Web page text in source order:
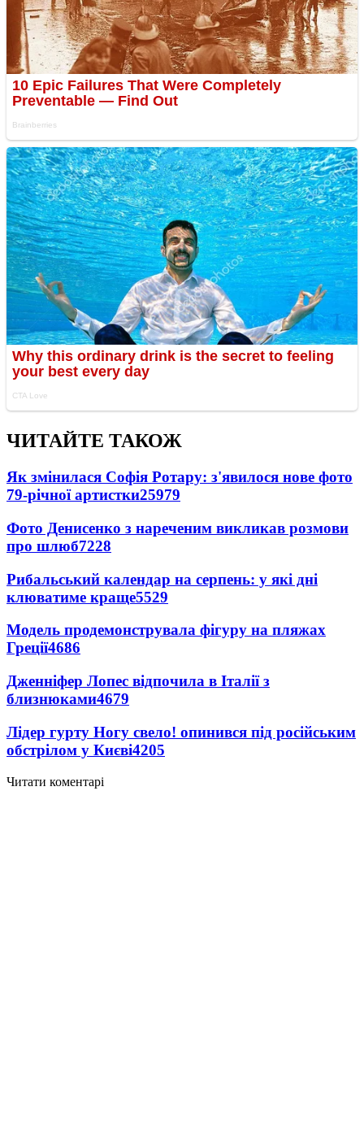
ЧИТАЙТЕ ТАКОЖ
Як змінилася Софія Ротару: з'явилося нове фото
79-річної артистки25979
Фото Денисенко з нареченим викликав розмови
про шлюб7228
Рибальський календар на серпень: у які дні
клюватиме краще5529
Модель продемонструвала фігуру на пляжах
Греції4686
Дженніфер Лопес відпочила в Італії з
близнюками4679
Лідер гурту Ногу свело! опинився під російським
обстрілом у Києві4205
Читати коментарі